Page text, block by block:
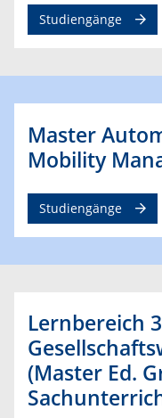
Studiengänge
Master
Mobility
Studiengänge
Lernbereich
(Master Ed.